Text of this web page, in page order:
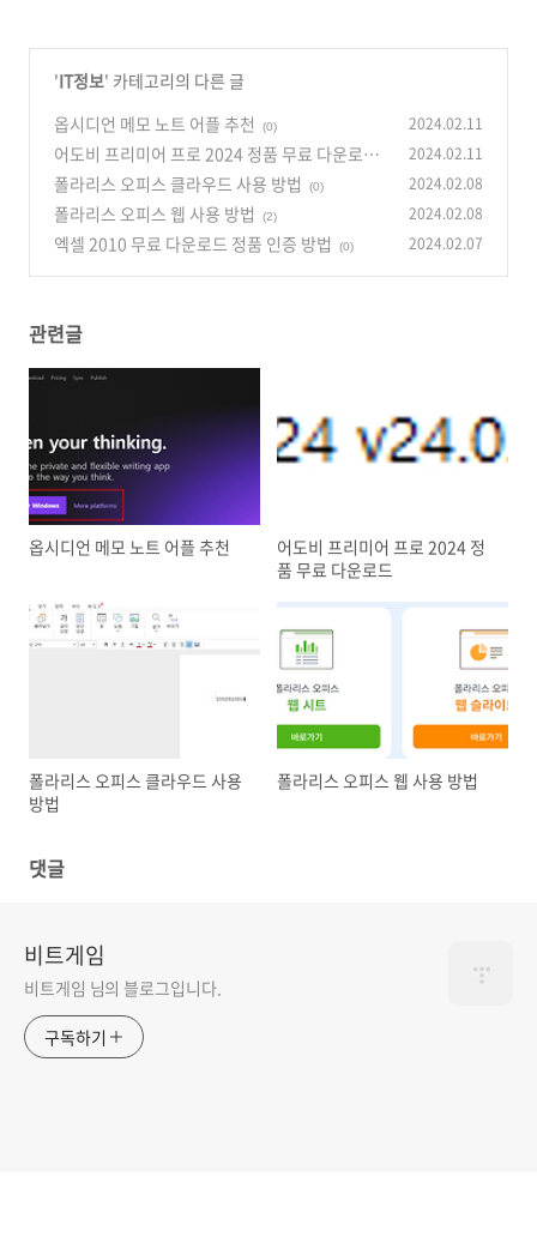
'IT정보' 카테고리의 다른 글
옵시디언 메모 노트 어플 추천
(0) 2024.02.11
어도비 프리미어 프로 2024 정품 무료 다운로드
(1)
2024.02.11
폴라리스 오피스 클라우드 사용 방법 (0) 2024.02.08
폴라리스 오피스 웹 사용 방법 (2) 2024.02.08
엑셀 2010 무료 다운로드 정품 인증 방법 (0) 2024.02.07
관련글
옵시디언 메모 노트 어플 추천
어도비 프리미어 프로 2024 정
품 무료 다운로드
폴라리스 오피스 클라우드 사용
방법
폴라리스 오피스 웹 사용 방법
댓글
비트게임
비트게임 님의 블로그입니다.
구독하기